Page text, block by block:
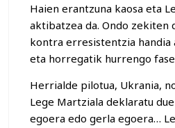
Haien erantzuna kaosa eta
aktibatzea da. Ondo zekiten
kontra erresistentzia
eta horregatik hurrengo
Herrialde pilotua, Ukrania,
Lege Martziala deklaratu
egoera edo gerla egoera…